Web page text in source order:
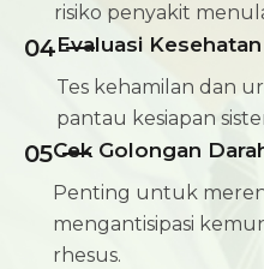
risiko penyakit
04Evaluasi
Tes kehamilan dan
pantau kesiapan
05Cek Golongan
Penting untuk
mengantisipasi
rhesus.